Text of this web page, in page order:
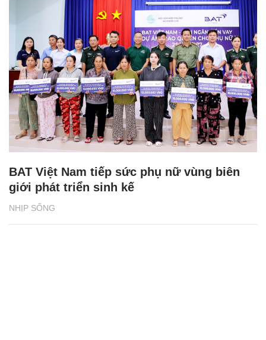
NHỊP SỐNG
BAT Việt Nam tiếp sức phụ nữ vùng biên
giới phát triển sinh kế